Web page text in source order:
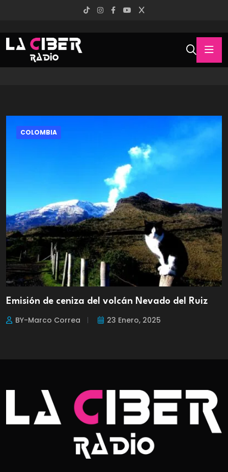
COLOMBIA
Emisión de ceniza del volcán Nevado del Ruiz
BY-Marco Correa 23 Enero, 2025